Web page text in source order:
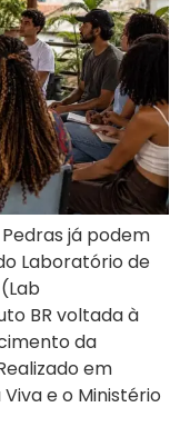
já podem
Laboratório de
BR voltada à
da
em
e o Ministério